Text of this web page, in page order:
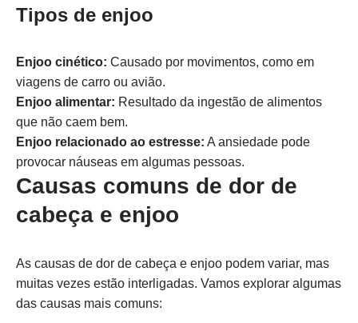
Tipos de enjoo
Enjoo cinético: Causado por movimentos, como em
viagens de carro ou avião.
Enjoo alimentar: Resultado da ingestão de alimentos
que não caem bem.
Enjoo relacionado ao estresse: A ansiedade pode
provocar náuseas em algumas pessoas.
Causas comuns de dor de
cabeça e enjoo
As causas de dor de cabeça e enjoo podem variar, mas
muitas vezes estão interligadas. Vamos explorar algumas
das causas mais comuns: